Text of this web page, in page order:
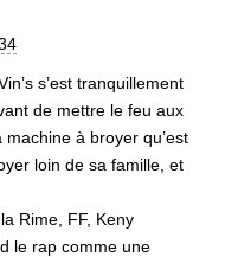
s’est tranquillement
de mettre le feu aux
à broyer qu’est
loin de sa famille, et
Rime, FF, Keny
le rap comme une